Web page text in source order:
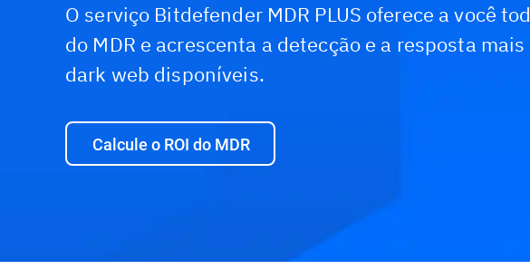
O serviço Bitdefender MDR PLUS oferece a você
do MDR e acrescenta a detecção e a resposta
dark web disponíveis.
Calcule o ROI do MDR